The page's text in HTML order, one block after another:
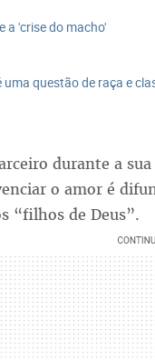
a 'crise do macho'
questão de raça e
durante a
o amor é
“filhos de Deus”.